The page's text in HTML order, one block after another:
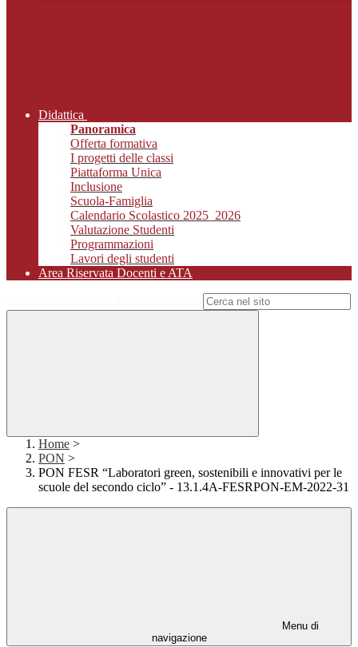
Didattica
Panoramica
Offerta formativa
I progetti delle classi
Piattaforma Unica
Inclusione
Scuola-Famiglia
Calendario Scolastico 2025_2026
Valutazione Studenti
Programmazioni
Lavori degli studenti
Area Riservata Docenti e ATA
Home >
PON >
PON FESR “Laboratori green, sostenibili e innovativi per le
scuole del secondo ciclo” - 13.1.4A-FESRPON-EM-2022-31
Menu di
navigazione